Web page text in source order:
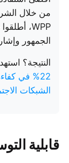
الجمهور
النتيجة؟
22% في
الشبكات
قابلية